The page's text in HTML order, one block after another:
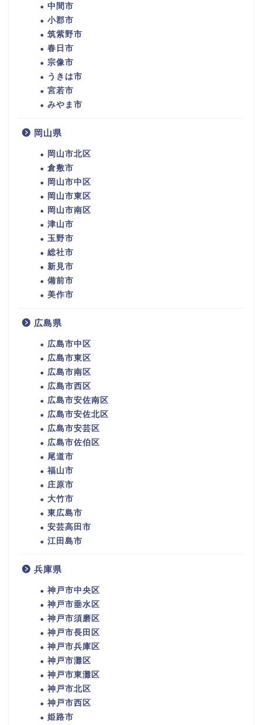
中間市
小郡市
筑紫野市
春日市
宗像市
うきは市
宮若市
みやま市
岡山県
岡山市北区
倉敷市
岡山市中区
岡山市東区
岡山市南区
津山市
玉野市
総社市
新見市
備前市
美作市
広島県
広島市中区
広島市東区
広島市南区
広島市西区
広島市安佐南区
広島市安佐北区
広島市安芸区
広島市佐伯区
尾道市
福山市
庄原市
大竹市
東広島市
安芸高田市
江田島市
兵庫県
神戸市中央区
神戸市垂水区
神戸市須磨区
神戸市長田区
神戸市兵庫区
神戸市灘区
神戸市東灘区
神戸市北区
神戸市西区
姫路市